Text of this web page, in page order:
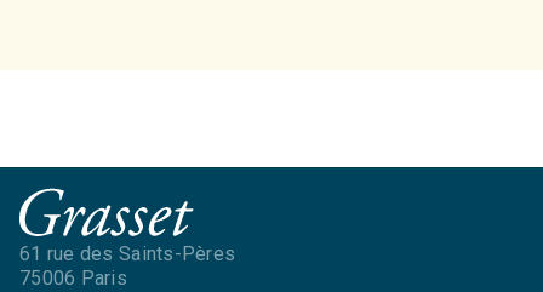
61 rue des Saints-Pères
75006 Paris